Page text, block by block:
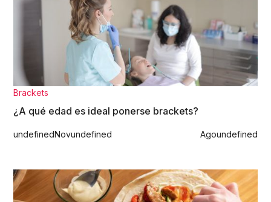
Brackets
¿A qué edad es ideal ponerse brackets?
undefinedNovundefined Agoundefined